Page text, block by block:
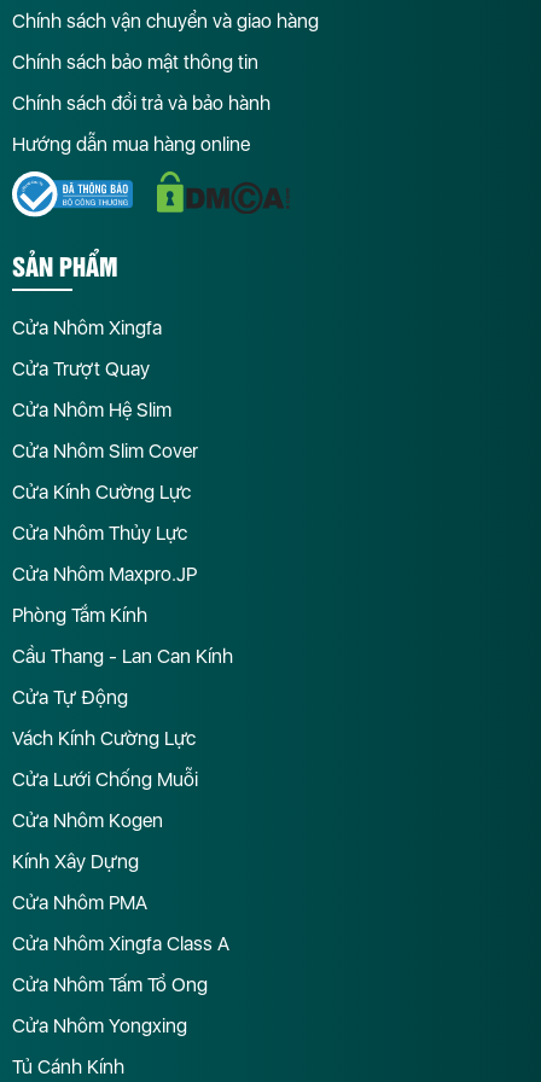
Chính sách vận chuyển và giao hàng
Chính sách bảo mật thông tin
Chính sách đổi trả và bảo hành
Hướng dẫn mua hàng online
SẢN PHẨM
Cửa Nhôm Xingfa
Cửa Trượt Quay
Cửa Nhôm Hệ Slim
Cửa Nhôm Slim Cover
Cửa Kính Cường Lực
Cửa Nhôm Thủy Lực
Cửa Nhôm Maxpro.JP
Phòng Tắm Kính
Cầu Thang - Lan Can Kính
Cửa Tự Động
Vách Kính Cường Lực
Cửa Lưới Chống Muỗi
Cửa Nhôm Kogen
Kính Xây Dựng
Cửa Nhôm PMA
Cửa Nhôm Xingfa Class A
Cửa Nhôm Tấm Tổ Ong
Cửa Nhôm Yongxing
Tủ Cánh Kính